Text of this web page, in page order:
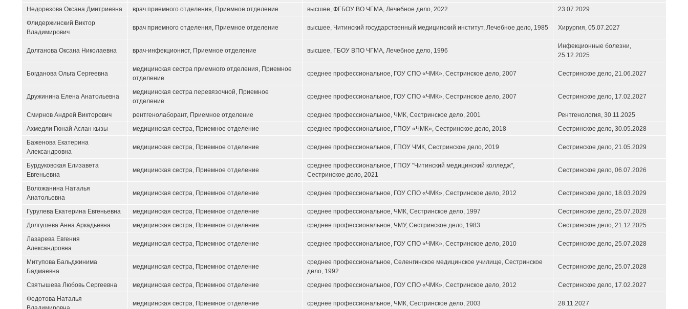
Недорезова Оксана Дмитриевна
врач приемного отделения, Приемное отделение высшее, ФГБОУ ВО ЧГМА, Лечебное дело, 2022
23.07.2029
Флидержинский Виктор
Владимирович
врач приемного отделения, Приемное отделение высшее, Читинский государственный медицинский институт, Лечебное дело, 1985 Хирургия, 05.07.2027
Долганова Оксана Николаевна врач-инфекционист, Приемное отделение высшее, ГБОУ ВПО ЧГМА, Лечебное дело, 1996
Инфекционные болезни,
25.12.2025
Богданова Ольга Сергеевна
медицинская сестра приемного отделения, Приемное
отделение
среднее профессиональное, ГОУ СПО «ЧМК», Сестринское дело, 2007 Сестринское дело, 21.06.2027
Дружинина Елена Анатольевна
медицинская сестра перевязочной, Приемное
отделение
среднее профессиональное, ГОУ СПО «ЧМК», Сестринское дело, 2007 Сестринское дело, 17.02.2027
Смирнов Андрей Викторович рентгенолаборант, Приемное отделение среднее профессиональное, ЧМК, Сестринское дело, 2001 Рентгенология, 30.11.2025
Ахмедли Гюнай Аслан кызы
медицинская сестра, Приемное отделение среднее профессиональное, ГПОУ «ЧМК», Сестринское дело, 2018 Сестринское дело, 30.05.2028
Баженова Екатерина
Александровна
медицинская сестра, Приемное отделение среднее профессиональное, ГПОУ ЧМК, Сестринское дело, 2019 Сестринское дело, 21.05.2029
Бурдуковская Елизавета
Евгеньевна
медицинская сестра, Приемное отделение
среднее профессиональное, ГПОУ "Читинский медицинский колледж",
Сестринское дело, 2021
Сестринское дело, 06.07.2026
Воложанина Наталья
Анатольевна
медицинская сестра, Приемное отделение среднее профессиональное, ГОУ СПО «ЧМК», Сестринское дело, 2012 Сестринское дело, 18.03.2029
Гурулева Екатерина Евгеньевна медицинская сестра, Приемное отделение среднее профессиональное, ЧМК, Сестринское дело, 1997 Сестринское дело, 25.07.2028
Долгушева Анна Аркадьевна
медицинская сестра, Приемное отделение среднее профессиональное, ЧМУ, Сестринское дело, 1983 Сестринское дело, 21.12.2025
Лазарева Евгения
Александровна
медицинская сестра, Приемное отделение среднее профессиональное, ГОУ СПО «ЧМК», Сестринское дело, 2010 Сестринское дело, 25.07.2028
Митупова Бальджинима
Бадмаевна
медицинская сестра, Приемное отделение
среднее профессиональное, Селенгинское медицинское училище, Сестринское
дело, 1992
Сестринское дело, 25.07.2028
Святышева Любовь Сергеевна медицинская сестра, Приемное отделение среднее профессиональное, ГОУ СПО «ЧМК», Сестринское дело, 2012 Сестринское дело, 17.02.2027
Федотова Наталья
медицинская сестра, Приемное отделение среднее профессиональное, ЧМК, Сестринское дело, 2003 28.11.2027